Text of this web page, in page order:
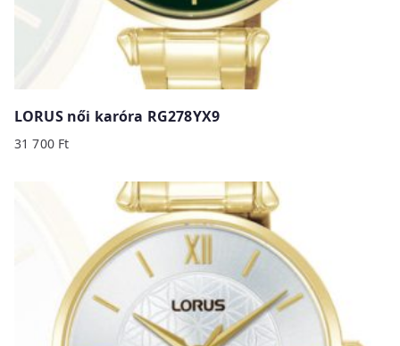
LORUS női karóra RG278YX9
31 700 Ft